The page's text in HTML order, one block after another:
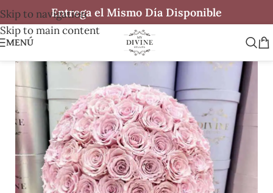
Skip to navigation
Skip to main content
Entrega el Mismo Día Disponible
MENÚ